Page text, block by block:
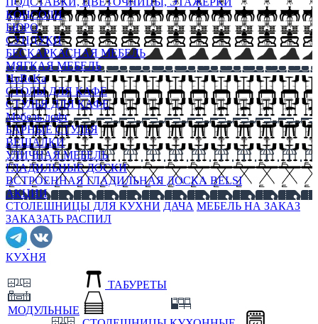
КОНСОЛИ
БЮРО
СУНДУКИ
БЕСКАРКАСНАЯ МЕБЕЛЬ
МЯГКАЯ МЕБЕЛЬ
HoReKa
СТОЛЫ ДЛЯ КАФЕ
СТУЛЬЯ ДЛЯ КАФЕ
Мебель лофт
БАРНЫЕ СТУЛЬЯ
ВЕШАЛКИ
УЛИЧНАЯ МЕБЕЛЬ
ГЛАДИЛЬНЫЕ ДОСКИ
ВСТРОЕННАЯ ГЛАДИЛЬНАЯ ДОСКА BELSI
АКЦИИ
СТОЛЕШНИЦЫ ДЛЯ КУХНИ ДАЧА МЕБЕЛЬ НА ЗАКАЗ
ЗАКАЗАТЬ РАСПИЛ
КУХНЯ
МОДУЛЬНЫЕ
ТАБУРЕТЫ